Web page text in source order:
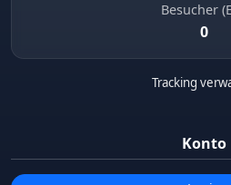
Besucher
0
Tracking
Konto